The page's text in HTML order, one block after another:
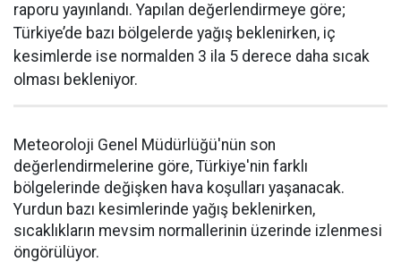
raporu yayınlandı. Yapılan değerlendirmeye göre;
Türkiye’de bazı bölgelerde yağış beklenirken, iç
kesimlerde ise normalden 3 ila 5 derece daha sıcak
olması bekleniyor.
Meteoroloji Genel Müdürlüğü'nün son
değerlendirmelerine göre, Türkiye'nin farklı
bölgelerinde değişken hava koşulları yaşanacak.
Yurdun bazı kesimlerinde yağış beklenirken,
sıcaklıkların mevsim normallerinin üzerinde izlenmesi
öngörülüyor.